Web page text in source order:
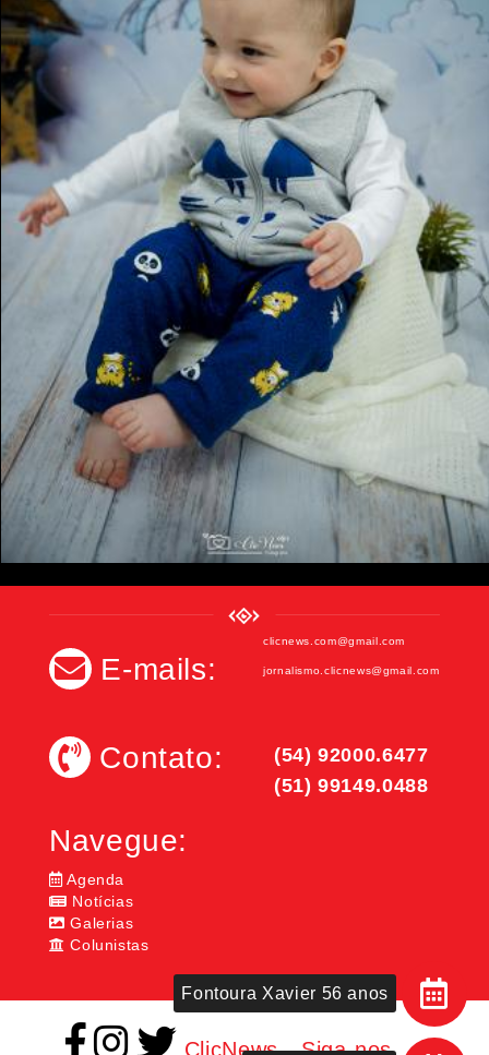
E-mails:
clicnews.com@gmail.com
jornalismo.clicnews@gmail.com
Contato:
(54) 92000.6477
(51) 99149.0488
Navegue:
Agenda
Notícias
Galerias
Colunistas
ClicNews - Siga-nos
Fontoura Xavier 56 anos